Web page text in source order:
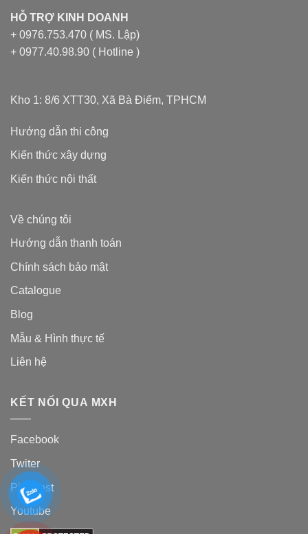
HỖ TRỢ KINH DOANH
+ 0976.753.470 ( MS. Lập)
+ 0977.40.98.90 ( Hotline )
Kho 1: 8/6 XTT30, Xã Bà Điểm, TPHCM
Hướng dẫn thi công
Kiến thức xây dựng
Kiến thức nội thất
Về chúng tôi
Hướng dẫn thanh toán
Chính sách bảo mật
Catalogue
Blog
Mẫu & Hình thực tế
Liên hệ
KẾT NỐI QUA MXH
Facebook
Twiter
Pinterest
Youtube